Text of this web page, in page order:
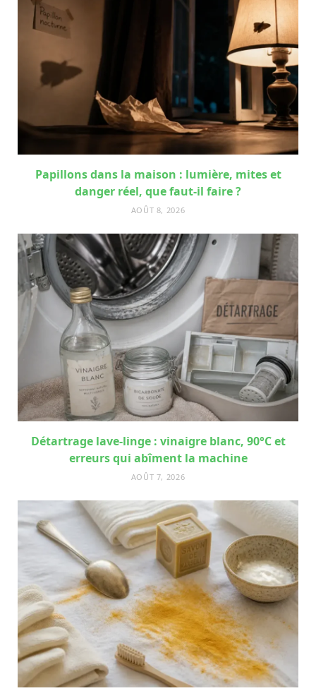
Papillons dans la maison : lumière, mites et
danger réel, que faut-il faire ?
AOÛT 8, 2026
Détartrage lave-linge : vinaigre blanc, 90°C et
erreurs qui abîment la machine
AOÛT 7, 2026